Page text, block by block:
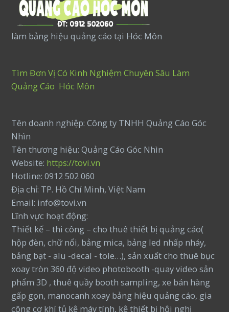
làm bảng hiệu quảng cáo tại Hóc Môn
Tìm Đơn Vị Có Kinh Nghiệm Chuyên Sâu Làm
Quảng Cáo Hóc Môn
Tên doanh nghiệp: Công ty TNHH Quảng Cáo Góc
Nhìn
Tên thương hiệu: Quảng Cáo Góc Nhìn
Website: https://tovi.vn
Hotline: 0912 502 060
Địa chỉ: TP. Hồ Chí Minh, Việt Nam
Email: info@tovi.vn
Lĩnh vực hoạt động:
Thiết kế – thi công – cho thuê thiết bị quảng cáo(
hộp đèn, chữ nổi, bảng mica, bảng led nhấp nháy,
bảng bạt - alu -decal - tole…), sản xuất cho thuê bục
xoay tròn 360 độ video photobooth -quay video sản
phẩm 3D , thuê quầy booth sampling, xe bán hàng
gấp gọn, manocanh xoay bảng hiệu quảng cáo, gia
công cơ khí tủ kệ máy tính, kệ thiết bị hội nghị